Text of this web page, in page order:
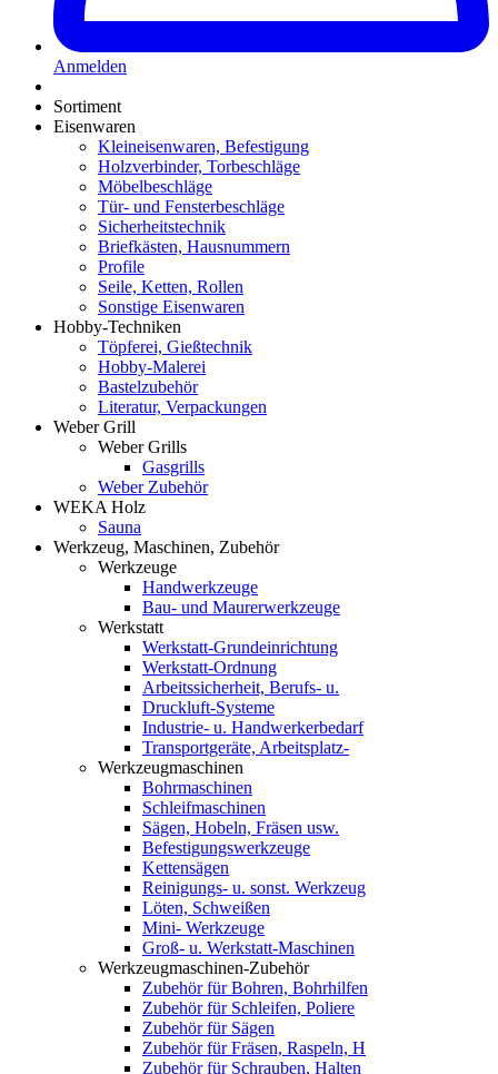
Anmelden
Sortiment
Eisenwaren
Kleineisenwaren, Befestigung
Holzverbinder, Torbeschläge
Möbelbeschläge
Tür- und Fensterbeschläge
Sicherheitstechnik
Briefkästen, Hausnummern
Profile
Seile, Ketten, Rollen
Sonstige Eisenwaren
Hobby-Techniken
Töpferei, Gießtechnik
Hobby-Malerei
Bastelzubehör
Literatur, Verpackungen
Weber Grill
Weber Grills
Gasgrills
Weber Zubehör
WEKA Holz
Sauna
Werkzeug, Maschinen, Zubehör
Werkzeuge
Handwerkzeuge
Bau- und Maurerwerkzeuge
Werkstatt
Werkstatt-Grundeinrichtung
Werkstatt-Ordnung
Arbeitssicherheit, Berufs- u.
Druckluft-Systeme
Industrie- u. Handwerkerbedarf
Transportgeräte, Arbeitsplatz-
Werkzeugmaschinen
Bohrmaschinen
Schleifmaschinen
Sägen, Hobeln, Fräsen usw.
Befestigungswerkzeuge
Kettensägen
Reinigungs- u. sonst. Werkzeug
Löten, Schweißen
Mini- Werkzeuge
Groß- u. Werkstatt-Maschinen
Werkzeugmaschinen-Zubehör
Zubehör für Bohren, Bohrhilfen
Zubehör für Schleifen, Poliere
Zubehör für Sägen
Zubehör für Fräsen, Raspeln, H
Zubehör für Schrauben, Halten